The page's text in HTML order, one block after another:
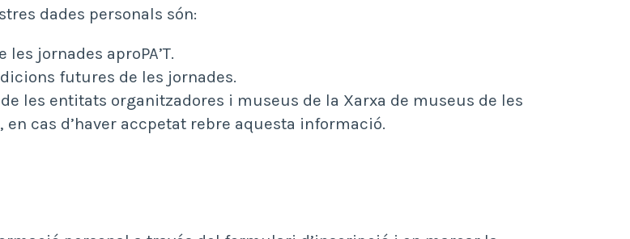
dades personals són:
jornades aproPA’T.
futures de les jornades.
les entitats organitzadores i museus de la Xarxa de museus de les
en cas d’haver accpetat rebre aquesta informació.